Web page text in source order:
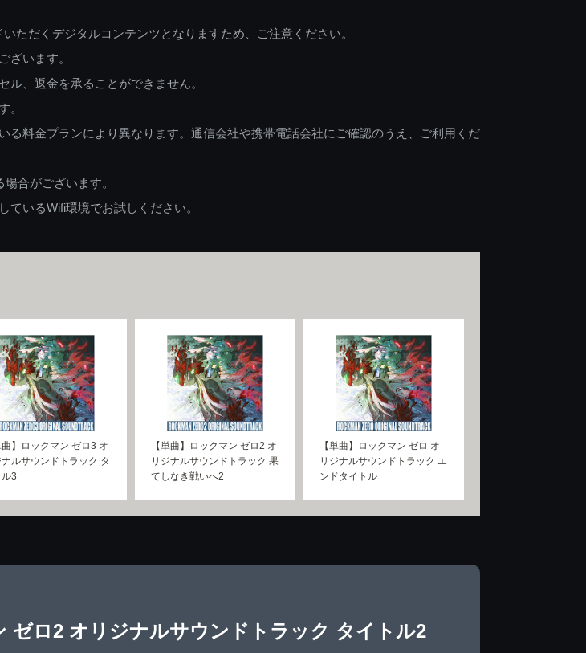
ただくデジタルコンテンツとなりますため、ご注意ください。
ざいます。
ル、返金を承ることができません。
。
る料金プランにより異なります。通信会社や携帯電話会社にご確認のうえ、ご利用くだ
合がございます。
いるWifi環境でお試しください。
曲】ロックマン ゼロ3 オ
ナルサウンドトラック タ
3
【単曲】ロックマン ゼロ2 オ
リジナルサウンドトラック 果
てしなき戦いへ2
【単曲】ロックマン ゼロ オ
リジナルサウンドトラック エ
ンドタイトル
ゼロ2 オリジナルサウンドトラック タイトル2